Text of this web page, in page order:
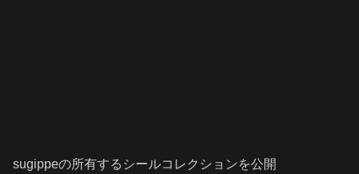
sugippeの所有するシールコレクションを公開